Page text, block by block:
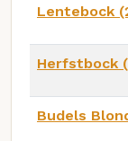
Lentebock
Herfstbock
Budels